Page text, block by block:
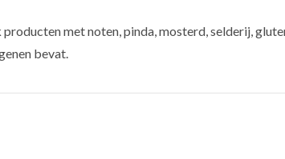
met noten, pinda, mosterd, selderij,
bevat.